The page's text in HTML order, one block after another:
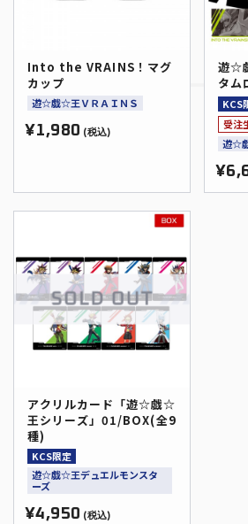
Into the VRAINS！マグ
カップ
遊☆戯☆王ＶＲＡＩＮＳ
¥1,980 (税込)
遊☆
タム
KCS
受注
遊☆
アクリルカード「遊☆戯☆
王シリーズ」01/BOX(全9
種)
KCS限定
遊☆戯☆王デュエルモンスタ
ーズ
¥4,950 (税込)